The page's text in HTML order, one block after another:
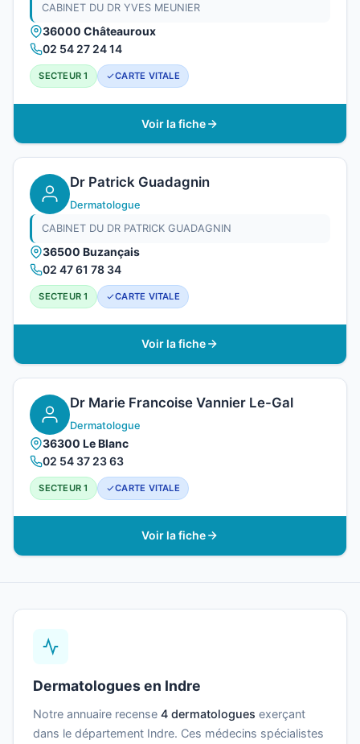
CABINET DU DR YVES MEUNIER
36000 Châteauroux
02 54 27 24 14
SECTEUR 1 CARTE VITALE
Voir la fiche
Dr Patrick Guadagnin
Dermatologue
CABINET DU DR PATRICK GUADAGNIN
36500 Buzançais
02 47 61 78 34
SECTEUR 1 CARTE VITALE
Voir la fiche
Dr Marie Francoise Vannier Le-Gal
Dermatologue
36300 Le Blanc
02 54 37 23 63
SECTEUR 1 CARTE VITALE
Voir la fiche
Dermatologues en Indre
Notre annuaire recense 4 dermatologues exerçant
dans le département Indre. Ces médecins spécialistes